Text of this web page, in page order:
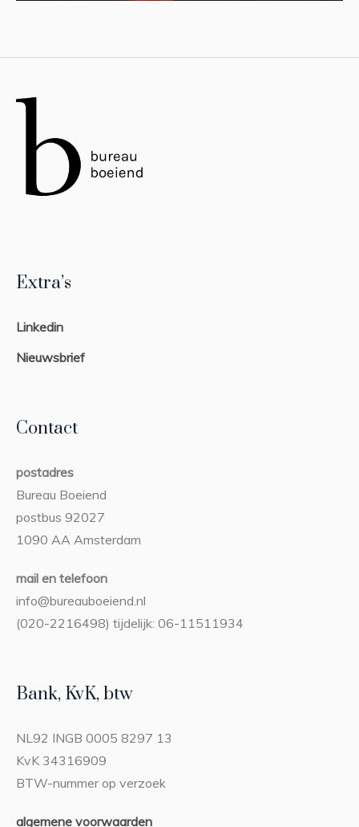
Extra’s
Linkedin
Nieuwsbrief
Contact
postadres
Bureau Boeiend
postbus 92027
1090 AA Amsterdam
mail en telefoon
info@bureauboeiend.nl
(020-2216498) tijdelijk: 06-11511934
Bank, KvK, btw
NL92 INGB 0005 8297 13
KvK 34316909
BTW-nummer op verzoek
algemene voorwaarden